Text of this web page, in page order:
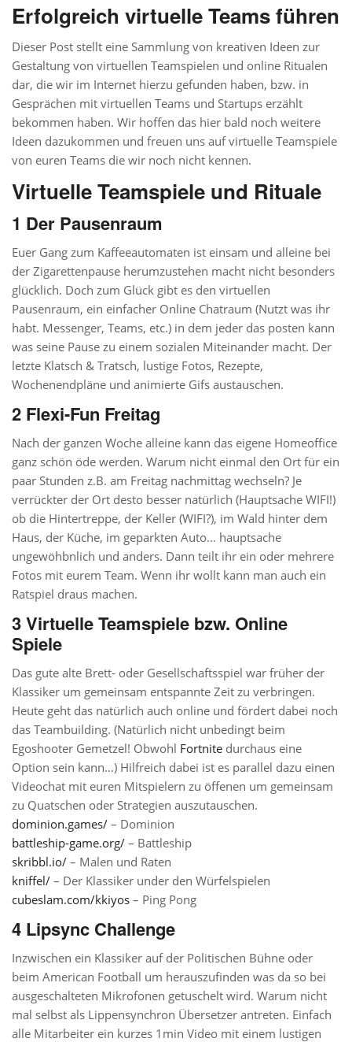
Erfolgreich virtuelle Teams führen
Dieser Post stellt eine Sammlung von kreativen Ideen zur
Gestaltung von virtuellen Teamspielen und online Ritualen
dar, die wir im Internet hierzu gefunden haben, bzw. in
Gesprächen mit virtuellen Teams und Startups erzählt
bekommen haben. Wir hoffen das hier bald noch weitere
Ideen dazukommen und freuen uns auf virtuelle Teamspiele
von euren Teams die wir noch nicht kennen.
Virtuelle Teamspiele und Rituale
1 Der Pausenraum
Euer Gang zum Kaffeeautomaten ist einsam und alleine bei
der Zigarettenpause herumzustehen macht nicht besonders
glücklich. Doch zum Glück gibt es den virtuellen
Pausenraum, ein einfacher Online Chatraum (Nutzt was ihr
habt. Messenger, Teams, etc.) in dem jeder das posten kann
was seine Pause zu einem sozialen Miteinander macht. Der
letzte Klatsch & Tratsch, lustige Fotos, Rezepte,
Wochenendpläne und animierte Gifs austauschen.
2 Flexi-Fun Freitag
Nach der ganzen Woche alleine kann das eigene Homeoffice
ganz schön öde werden. Warum nicht einmal den Ort für ein
paar Stunden z.B. am Freitag nachmittag wechseln? Je
verrückter der Ort desto besser natürlich (Hauptsache WIFI!)
ob die Hintertreppe, der Keller (WIFI?), im Wald hinter dem
Haus, der Küche, im geparkten Auto… hauptsache
ungewöhbnlich und anders. Dann teilt ihr ein oder mehrere
Fotos mit eurem Team. Wenn ihr wollt kann man auch ein
Ratspiel draus machen.
3 Virtuelle Teamspiele bzw. Online
Spiele
Das gute alte Brett- oder Gesellschaftsspiel war früher der
Klassiker um gemeinsam entspannte Zeit zu verbringen.
Heute geht das natürlich auch online und fördert dabei noch
das Teambuilding. (Natürlich nicht unbedingt beim
Egoshooter Gemetzel! Obwohl Fortnite durchaus eine
Option sein kann…) Hilfreich dabei ist es parallel dazu einen
Videochat mit euren Mitspielern zu öffenen um gemeinsam
zu Quatschen oder Strategien auszutauschen.
dominion.games/ – Dominion
battleship-game.org/ – Battleship
skribbl.io/ – Malen und Raten
kniffel/ – Der Klassiker under den Würfelspielen
cubeslam.com/kkiyos – Ping Pong
4 Lipsync Challenge
Inzwischen ein Klassiker auf der Politischen Bühne oder
beim American Football um herauszufinden was da so bei
ausgeschalteten Mikrofonen getuschelt wird. Warum nicht
mal selbst als Lippensynchron Übersetzer antreten. Einfach
alle Mitarbeiter ein kurzes 1min Video mit einem lustigen